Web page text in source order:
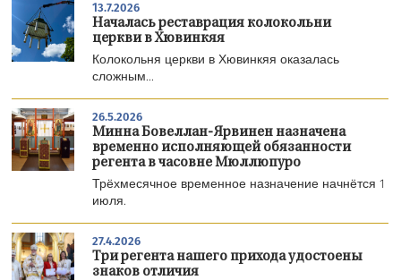
13.7.2026
Началась реставрация колокольни
церкви в Хювинкяя
Колокольня церкви в Хювинкяя оказалась
сложным...
26.5.2026
Минна Бовеллан-Ярвинен назначена
временно исполняющей обязанности
регента в часовне Мюллюпуро
Трёхмесячное временное назначение начнётся 1
июля.
27.4.2026
Три регента нашего прихода удостоены
знаков отличия